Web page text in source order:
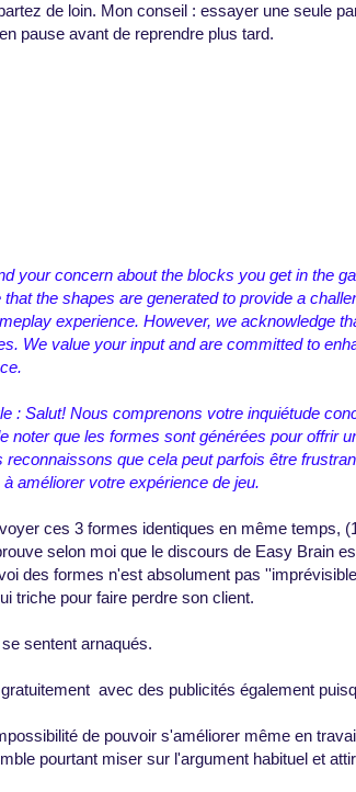
de loin. Mon conseil : essayer une seule
pause avant de reprendre plus tard.
your concern about the blocks you get in the
the shapes are generated to provide a
experience. However, we acknowledge
We value your input and are committed to
: Salut! Nous comprenons votre inquiétude
noter que les formes sont générées pour offrir
reconnaissons que cela peut parfois être
améliorer votre expérience de jeu.
ces 3 formes identiques en même temps,
selon moi que le discours de Easy Brain
des formes n'est absolument pas
triche pour faire perdre son client.
sentent arnaqués.
avec des publicités également
de pouvoir s'améliorer même en
pourtant miser sur l'argument habituel et